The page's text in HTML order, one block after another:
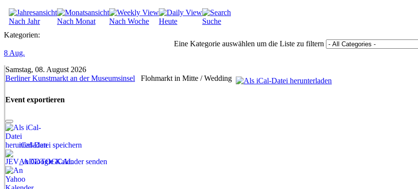
Nach Jahr Nach Monat Nach Woche Heute
Suche
Kategorien:
Eine Kategorie auswählen um die Liste zu filtern
8 Aug.
Samstag, 08. August 2026
Berliner Kunstmarkt an der Museumsinsel Flohmarkt in Mitte / Wedding
Event exportieren
iCal-Datei speichern
An Google Kalender senden